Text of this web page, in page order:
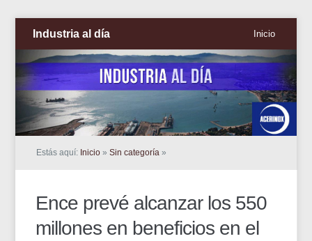
Industria al día Inicio
Estás aquí: Inicio »Sin categoría »
Ence prevé alcanzar los 550
millones en beneficios en el